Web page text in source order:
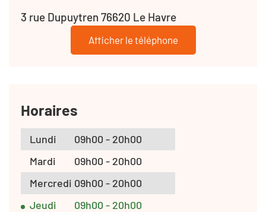
3 rue Dupuytren 76620 Le Havre
Afficher le téléphone
Horaires
Lundi
09h00 - 20h00
Mardi
09h00 - 20h00
Mercredi 09h00 - 20h00
Jeudi
09h00 - 20h00